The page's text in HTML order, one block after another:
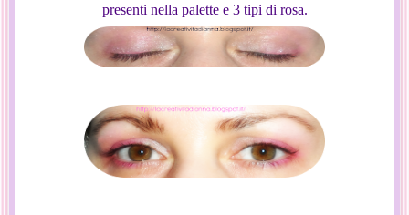
presenti nella palette e 3 tipi di rosa.